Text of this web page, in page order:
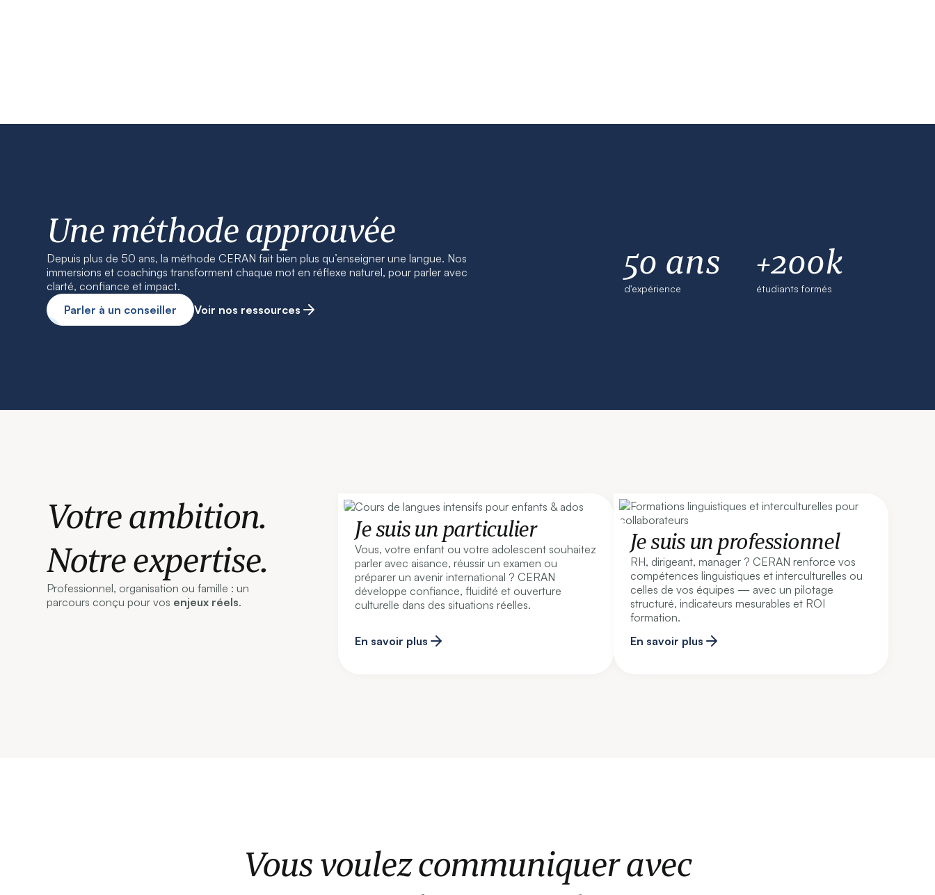
Une méthode approuvée
Depuis plus de 50 ans, la méthode CERAN fait bien plus qu’enseigner une langue. Nos
immersions et coachings transforment chaque mot en réflexe naturel, pour parler avec
clarté, confiance et impact.
Parler à un conseiller
Voir nos ressources
50 ans
d'expérience
+200k
étudiants formés
Votre ambition.
Notre expertise.
Professionnel, organisation ou famille : un
parcours conçu pour vos enjeux réels.
Je suis un particulier
Vous, votre enfant ou votre adolescent souhaitez
parler avec aisance, réussir un examen ou
préparer un avenir international ? CERAN
développe confiance, fluidité et ouverture
culturelle dans des situations réelles.
En savoir plus
Je suis un professionnel
RH, dirigeant, manager ? CERAN renforce vos
compétences linguistiques et interculturelles ou
celles de vos équipes — avec un pilotage
structuré, indicateurs mesurables et ROI
formation.
En savoir plus
Vous voulez communiquer avec